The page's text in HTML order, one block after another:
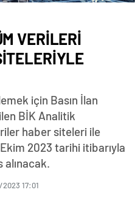
VERİLERİ
için Basın İlan
BİK Analitik
haber siteleri ile
2023 tarihi itibarıyla
alınacak.
17:01